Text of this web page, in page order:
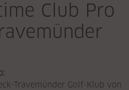
Club Pro
Travemünder Golf-Klub von